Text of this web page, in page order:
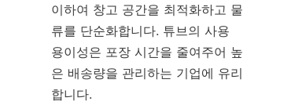
이하여 창고 공간을 최적화하고 물
류를 단순화합니다. 튜브의 사용
용이성은 포장 시간을 줄여주어 높
은 배송량을 관리하는 기업에 유리
합니다.